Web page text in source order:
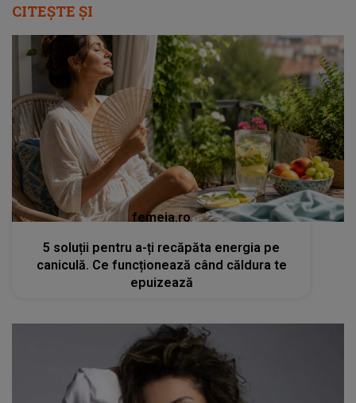
CITEȘTE ȘI
femeia.ro
5 soluții pentru a-ți recăpăta energia pe
caniculă. Ce funcționează când căldura te
epuizează